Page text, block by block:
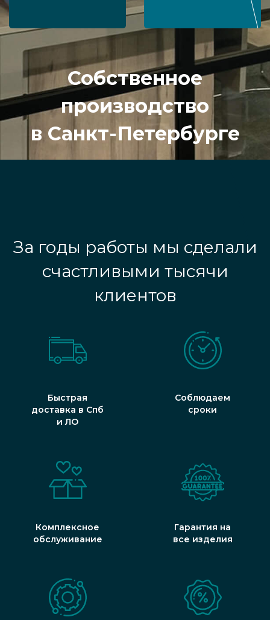
Собственное
производство
в Санкт-Петербурге
За годы работы мы сделали
счастливыми тысячи
клиентов
Быстрая
доставка в Спб
и ЛО
Соблюдаем
сроки
Комплексное
обслуживание
Гарантия на
все изделия